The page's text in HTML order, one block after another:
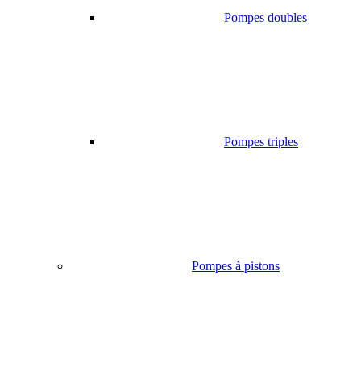
Pompes doubles
Pompes triples
Pompes à pistons